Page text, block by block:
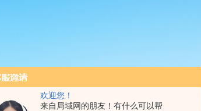
欢迎您！
来自局域网的朋友！有什么可以帮